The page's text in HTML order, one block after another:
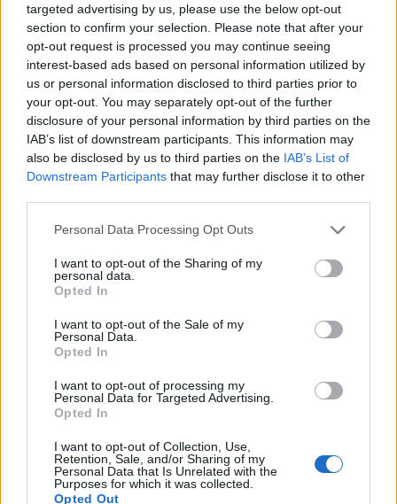
targeted advertising by us, please use the below opt-out
section to confirm your selection. Please note that after your
opt-out request is processed you may continue seeing
interest-based ads based on personal information utilized by
us or personal information disclosed to third parties prior to
your opt-out. You may separately opt-out of the further
disclosure of your personal information by third parties on the
IAB’s list of downstream participants. This information may
also be disclosed by us to third parties on the IAB’s List of
Downstream Participants that may further disclose it to other
Please note that this website/app uses one or more Google
not limited to your visit or usage behaviour. You may click to
grant or deny consent to Google and its third-party tags to
use your data for below specified purposes in below Google
consent section.
Personal Data Processing Opt Outs
I want to opt-out of the Sharing of my
personal data.
Opted In
I want to opt-out of the Sale of my
Personal Data.
Opted In
I want to opt-out of processing my
Personal Data for Targeted Advertising.
Opted In
I want to opt-out of Collection, Use,
Retention, Sale, and/or Sharing of my
Personal Data that Is Unrelated with the
Purposes for which it was collected.
Opted Out
Az atomerőmű egyetlen hatása a környezetre, hogy a
Duna vizét némileg felmelegíti
MAGYAR ÉPÍTŐK